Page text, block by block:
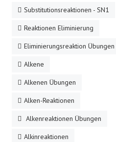
Substitutionsreaktionen - SN1
Reaktionen Eliminierung
Eliminierungsreaktion Übungen
Alkene
Alkenen Übungen
Alken-Reaktionen
Alkenreaktionen Übungen
Alkinreaktionen